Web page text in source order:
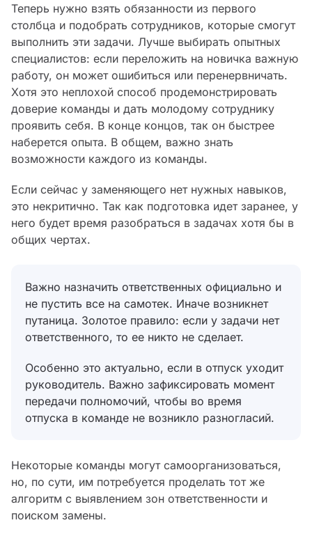
Теперь нужно взять обязанности из первого
столбца и подобрать сотрудников, которые смогут
выполнить эти задачи. Лучше выбирать опытных
специалистов: если переложить на новичка важную
работу, он может ошибиться или перенервничать.
Хотя это неплохой способ продемонстрировать
доверие команды и дать молодому сотруднику
проявить себя. В конце концов, так он быстрее
наберется опыта. В общем, важно знать
возможности каждого из команды.
Если сейчас у заменяющего нет нужных навыков,
это некритично. Так как подготовка идет заранее, у
него будет время разобраться в задачах хотя бы в
общих чертах.
Важно назначить ответственных официально и
не пустить все на самотек. Иначе возникнет
путаница. Золотое правило: если у задачи нет
ответственного, то ее никто не сделает.
Особенно это актуально, если в отпуск уходит
руководитель. Важно зафиксировать момент
передачи полномочий, чтобы во время
отпуска в команде не возникло разногласий.
Некоторые команды могут самоорганизоваться,
но, по сути, им потребуется проделать тот же
алгоритм с выявлением зон ответственности и
поиском замены.